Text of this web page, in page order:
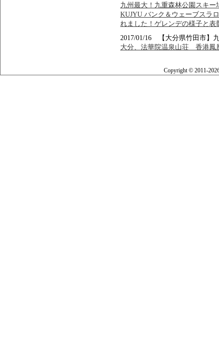
九州最大！九重森林公園スキー
KUJYU バンク＆ウェーブスラ
れました！ゲレンデの様子と
2017/01/16 【大分県竹田市】
大分、法華院温泉山荘 香港鳳
Copyright © 2011-